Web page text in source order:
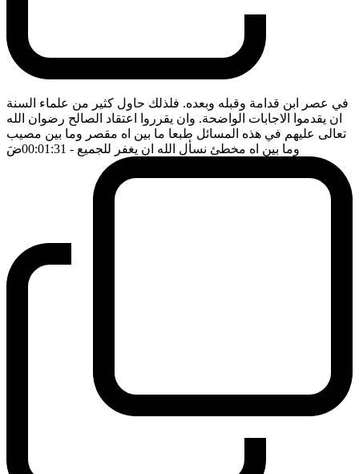
في عصر ابن قدامة وقبله وبعده. فلذلك حاول كثير من علماء السنة
ان يقدموا الاجابات الواضحة. وان يقرروا اعتقاد الصالح رضوان الله
تعالى عليهم في هذه المسائل طبعا ما بين اه مقصر وما بين مصيب
وما بين اه مخطئ نسأل الله ان يغفر للجميع - 00:01:31 ضَ